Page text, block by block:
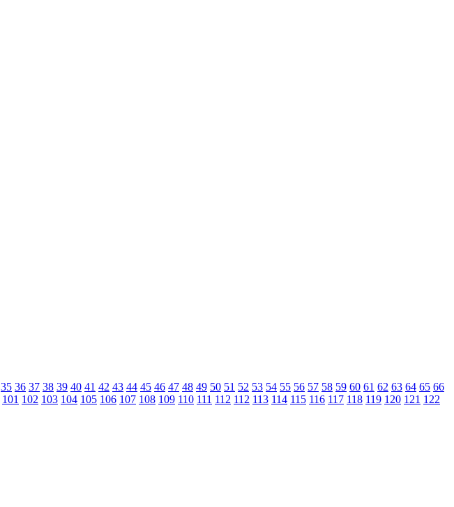
35 36 37 38 39 40 41 42 43 44 45 46 47 48 49 50 51 52 53 54 55 56 57 58 59 60 61 62 63 64 65 66
101 102 103 104 105 106 107 108 109 110 111 112 112 113 114 115 116 117 118 119 120 121 122